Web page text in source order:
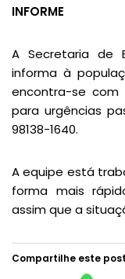
INFORME
A Secretaria de
informa à
encontra-se com
para urgências
98138-1640.
A equipe está
forma mais
assim que a
Compartilhe este